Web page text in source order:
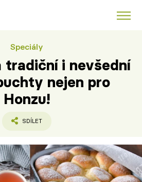
k večeři
Speciály
tradiční i nevšední
nejen pro
Honzu!
SDÍLET